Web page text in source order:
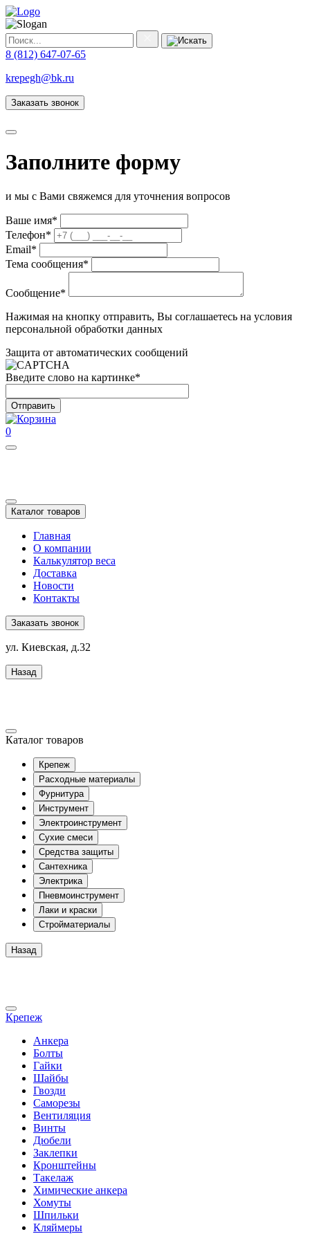
8 (812) 647-07-65
krepegh@bk.ru
Заказать звонок
Заполните форму
и мы с Вами свяжемся для уточнения вопросов
Ваше имя*
Телефон*
Email*
Тема сообщения*
Сообщение*
Нажимая на кнопку отправить, Вы соглашаетесь на условия
персональной обработки данных
Защита от автоматических сообщений
Введите слово на картинке*
0
Каталог товаров
Главная
О компании
Калькулятор веса
Доставка
Новости
Контакты
Заказать звонок
ул. Киевская, д.32
Назад
Каталог товаров
Крепеж
Расходные материалы
Фурнитура
Инструмент
Электроинструмент
Сухие смеси
Средства защиты
Сантехника
Электрика
Пневмоинструмент
Лаки и краски
Стройматериалы
Назад
Крепеж
Анкера
Болты
Гайки
Шайбы
Гвозди
Саморезы
Вентиляция
Винты
Дюбели
Заклепки
Кронштейны
Такелаж
Химические анкера
Хомуты
Шпильки
Кляймеры